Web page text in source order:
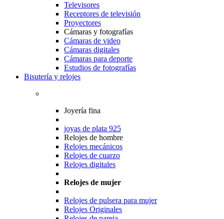
Televisores
Receptores de televisión
Proyectores
Cámaras y fotografías
Cámaras de video
Cámaras digitales
Cámaras para deporte
Estudios de fotografías
Bisutería y relojes
Joyería fina
joyas de plata 925
Relojes de hombre
Relojes mecánicos
Relojes de cuarzo
Relojes digitales
Relojes de mujer
Relojes de pulsera para mujer
Relojes Originales